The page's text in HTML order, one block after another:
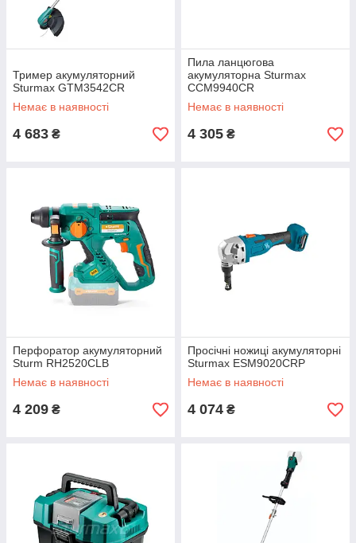
Тример акумуляторний
Sturmax GTM3542CR
Немає в наявності
4 683 ₴
Пила ланцюгова
акумуляторна Sturmax
CCM9940CR
Немає в наявності
4 305 ₴
Перфоратор акумуляторний
Sturm RH2520CLB
Немає в наявності
4 209 ₴
Просічні ножиці акумуляторні
Sturmax ESM9020CRP
Немає в наявності
4 074 ₴